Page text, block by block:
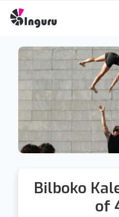
Bilboko
of